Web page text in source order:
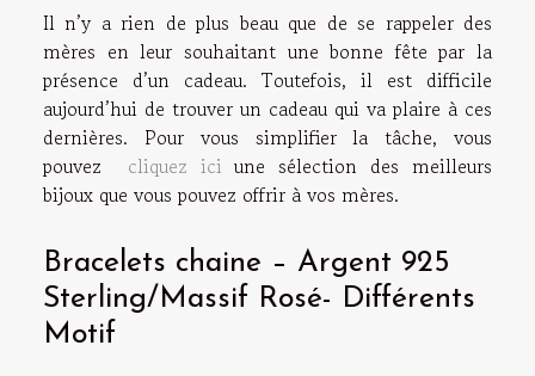
Il n’y a rien de plus beau que de se rappeler des
mères en leur souhaitant une bonne fête par la
présence d’un cadeau. Toutefois, il est difficile
aujourd’hui de trouver un cadeau qui va plaire à ces
dernières. Pour vous simplifier la tâche, vous
pouvez cliquez ici une sélection des meilleurs
bijoux que vous pouvez offrir à vos mères.
Bracelets chaine – Argent 925
Sterling/Massif Rosé- Différents
Motif